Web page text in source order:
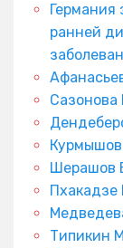
Германия
ранней
Шерашов
Пхакадзе
Типикин